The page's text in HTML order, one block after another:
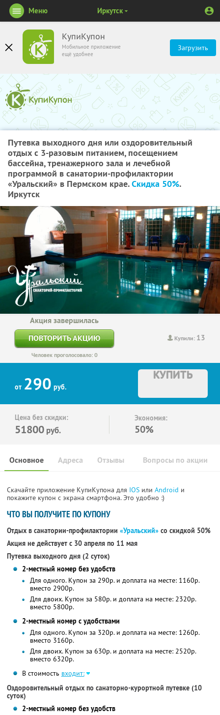
КупиКупон
Мобильное приложение
ещё удобнее
Загрузить
Меню Иркутск
Путевка выходного дня или оздоровительный
отдых с 3-разовым питанием, посещением
бассейна, тренажерного зала и лечебной
программой в санатории-профилактории
«Уральский» в Пермском крае.Скидка 50%.
Иркутск
Купили: 13
Акция завершилась
ПОВТОРИТЬ АКЦИЮ
Человек проголосовало: 0
от 290 руб.
КУПИТЬ
Цена без скидки:
51800 руб.
Экономия:
50%
Основное Отзывы Вопросы по акции
Адреса
Скачайте приложение КупиКупона для IOS или Android и
покажите купон с экрана смартфона. Это удобно :)
ЧТО ВЫ ПОЛУЧИТЕ ПО КУПОНУ
Отдых в санатории-профилактории «Уральский» со скидкой 50%
Акция не действует с 30 апреля по 11 мая
Путевка выходного дня (2 суток)
2-местный номер без удобств
Для одного. Купон за 290р. и доплата на месте: 1160р.
вместо 2900р.
Для двоих. Купон за 580р. и доплата на месте: 2320р.
вместо 5800р.
2-местный номер с удобствами
Для одного. Купон за 320р. и доплата на месте: 1260р.
вместо 3160р.
Для двоих. Купон за 630р. и доплата на месте: 2520р.
вместо 6320р.
В стоимость входит:
Оздоровительный отдых по санаторно-курортной путевке (10
суток)
2-местный номер без удобств